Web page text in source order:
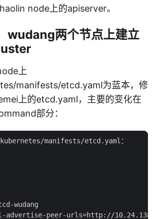
node上的apiserver。
wudang两个节点上建立
上
manifests/etcd.yaml为蓝本，修
上的etcd.yaml，主要的变化在
部分：
manifests/etcd.yaml：
wudang
advertise-peer-urls=http://